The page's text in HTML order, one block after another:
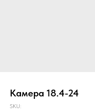
Камера 18.4-24
SKU: